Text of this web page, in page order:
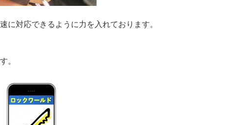
に対応できるように力を入れております。
。